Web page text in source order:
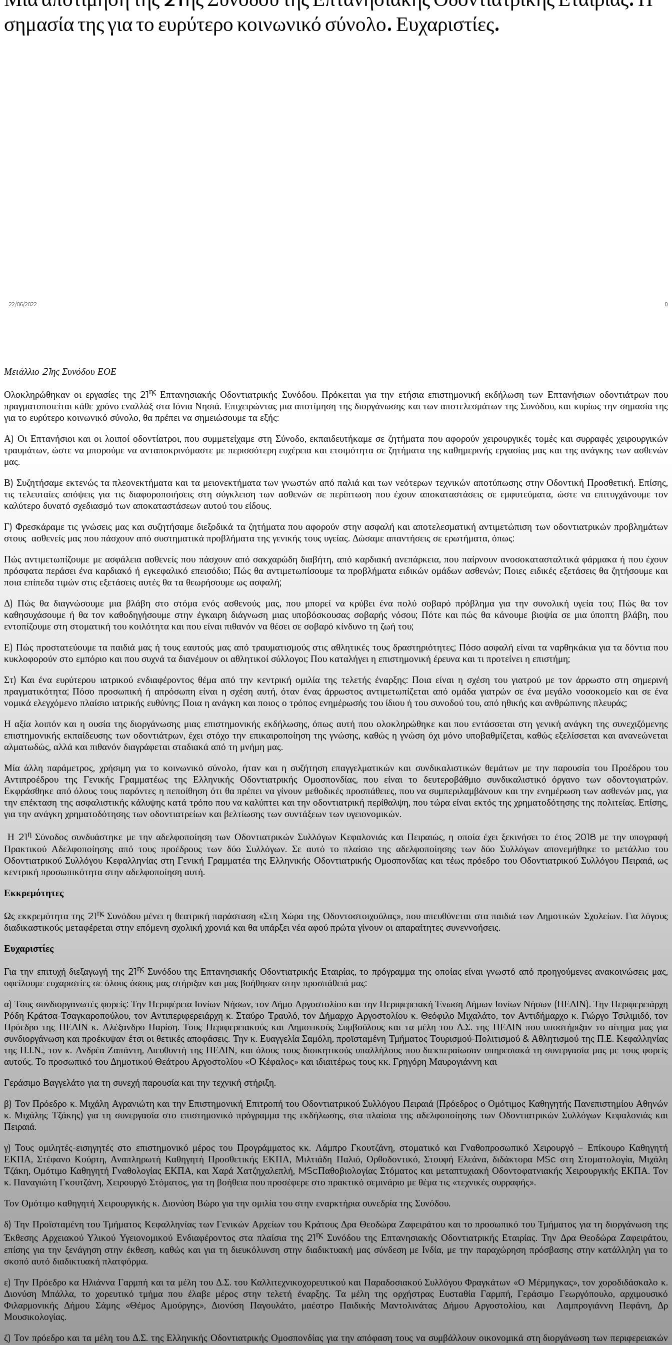
σημασία της για το ευρύτερο κοινωνικό σύνολο. Ευχαριστίες.
0
22/06/2022
Μετάλλιο 21ης Συνόδου ΕΟΕ
Ολοκληρώθηκαν οι εργασίες της 21ηςΕπτανησιακής Οδοντιατρικής Συνόδου. Πρόκειται για την ετήσια επιστημονική εκδήλωση των Επτανήσιων οδοντιάτρων που
πραγματοποιείται κάθε χρόνο εναλλάξ στα Ιόνια Νησιά. Επιχειρώντας μια αποτίμηση της διοργάνωσης και των αποτελεσμάτων της Συνόδου, και κυρίως την σημασία της
για το ευρύτερο κοινωνικό σύνολο, θα πρέπει να σημειώσουμε τα εξής:
Α) Οι Επτανήσιοι και οι λοιποί οδοντίατροι, που συμμετείχαμε στη Σύνοδο, εκπαιδευτήκαμε σε ζητήματα που αφορούν χειρουργικές τομές και συρραφές χειρουργικών
τραυμάτων, ώστε να μπορούμε να ανταποκρινόμαστε με περισσότερη ευχέρεια και ετοιμότητα σε ζητήματα της καθημερινής εργασίας μας και της ανάγκης των ασθενών
μας.
Β) Συζητήσαμε εκτενώς τα πλεονεκτήματα και τα μειονεκτήματα των γνωστών από παλιά και των νεότερων τεχνικών αποτύπωσης στην Οδοντική Προσθετική. Επίσης,
τις τελευταίες απόψεις για τις διαφοροποιήσεις στη σύγκλειση των ασθενών σε περίπτωση που έχουν αποκαταστάσεις σε εμφυτεύματα, ώστε να επιτυγχάνουμε τον
καλύτερο δυνατό σχεδιασμό των αποκαταστάσεων αυτού του είδους.
Γ) Φρεσκάραμε τις γνώσεις μας και συζητήσαμε διεξοδικά τα ζητήματα που αφορούν στην ασφαλή και αποτελεσματική αντιμετώπιση των οδοντιατρικών προβλημάτων
στους ασθενείς μας που πάσχουν από συστηματικά προβλήματα της γενικής τους υγείας. Δώσαμε απαντήσεις σε ερωτήματα, όπως:
Πώς αντιμετωπίζουμε με ασφάλεια ασθενείς που πάσχουν από σακχαρώδη διαβήτη, από καρδιακή ανεπάρκεια, που παίρνουν ανοσοκατασταλτικά φάρμακα ή που έχουν
πρόσφατα περάσει ένα καρδιακό ή εγκεφαλικό επεισόδιο; Πώς θα αντιμετωπίσουμε τα προβλήματα ειδικών ομάδων ασθενών; Ποιες ειδικές εξετάσεις θα ζητήσουμε και
ποια επίπεδα τιμών στις εξετάσεις αυτές θα τα θεωρήσουμε ως ασφαλή;
Δ) Πώς θα διαγνώσουμε μια βλάβη στο στόμα ενός ασθενούς μας, που μπορεί να κρύβει ένα πολύ σοβαρό πρόβλημα για την συνολική υγεία του; Πώς θα τον
καθησυχάσουμε ή θα τον καθοδηγήσουμε στην έγκαιρη διάγνωση μιας υποβόσκουσας σοβαρής νόσου; Πότε και πώς θα κάνουμε βιοψία σε μια ύποπτη βλάβη, που
εντοπίζουμε στη στοματική του κοιλότητα και που είναι πιθανόν να θέσει σε σοβαρό κίνδυνο τη ζωή του;
Ε) Πώς προστατεύουμε τα παιδιά μας ή τους εαυτούς μας από τραυματισμούς στις αθλητικές τους δραστηριότητες; Πόσο ασφαλή είναι τα ναρθηκάκια για τα δόντια που
κυκλοφορούν στο εμπόριο και που συχνά τα διανέμουν οι αθλητικοί σύλλογοι; Που καταλήγει η επιστημονική έρευνα και τι προτείνει η επιστήμη;
Στ) Και ένα ευρύτερου ιατρικού ενδιαφέροντος θέμα από την κεντρική ομιλία της τελετής έναρξης: Ποια είναι η σχέση του γιατρού με τον άρρωστο στη σημερινή
πραγματικότητα; Πόσο προσωπική ή απρόσωπη είναι η σχέση αυτή, όταν ένας άρρωστος αντιμετωπίζεται από ομάδα γιατρών σε ένα μεγάλο νοσοκομείο και σε ένα
νομικά ελεγχόμενο πλαίσιο ιατρικής ευθύνης; Ποια η ανάγκη και ποιος ο τρόπος ενημέρωσής του ίδιου ή του συνοδού του, από ηθικής και ανθρώπινης πλευράς;
Η αξία λοιπόν και η ουσία της διοργάνωσης μιας επιστημονικής εκδήλωσης, όπως αυτή που ολοκληρώθηκε και που εντάσσεται στη γενική ανάγκη της συνεχιζόμενης
επιστημονικής εκπαίδευσης των οδοντιάτρων, έχει στόχο την επικαιροποίηση της γνώσης, καθώς η γνώση όχι μόνο υποβαθμίζεται, καθώς εξελίσσεται και ανανεώνεται
αλματωδώς, αλλά και πιθανόν διαγράφεται σταδιακά από τη μνήμη μας.
Μία άλλη παράμετρος, χρήσιμη για το κοινωνικό σύνολο, ήταν και η συζήτηση επαγγελματικών και συνδικαλιστικών θεμάτων με την παρουσία του Προέδρου του
Αντιπροέδρου της Γενικής Γραμματέως της Ελληνικής Οδοντιατρικής Ομοσπονδίας, που είναι το δευτεροβάθμιο συνδικαλιστικό όργανο των οδοντογιατρών.
Εκφράσθηκε από όλους τους παρόντες η πεποίθηση ότι θα πρέπει να γίνουν μεθοδικές προσπάθειες, που να συμπεριλαμβάνουν και την ενημέρωση των ασθενών μας, για
την επέκταση της ασφαλιστικής κάλυψης κατά τρόπο που να καλύπτει και την οδοντιατρική περίθαλψη, που τώρα είναι εκτός της χρηματοδότησης της πολιτείας. Επίσης,
για την ανάγκη χρηματοδότησης των οδοντιατρείων και βελτίωσης των συντάξεων των υγειονομικών.
Η 21ηΣύνοδος συνδυάστηκε με την αδελφοποίηση των Οδοντιατρικών Συλλόγων Κεφαλονιάς και Πειραιώς, η οποία έχει ξεκινήσει το έτος 2018 με την υπογραφή
Πρακτικού Αδελφοποίησης από τους προέδρους των δύο Συλλόγων. Σε αυτό το πλαίσιο της αδελφοποίησης των δύο Συλλόγων απονεμήθηκε το μετάλλιο του
Οδοντιατρικού Συλλόγου Κεφαλληνίας στη Γενική Γραμματέα της Ελληνικής Οδοντιατρικής Ομοσπονδίας και τέως πρόεδρο του Οδοντιατρικού Συλλόγου Πειραιά, ως
κεντρική προσωπικότητα στην αδελφοποίηση αυτή.
Εκκρεμότητες
Ως εκκρεμότητα της 21ηςΣυνόδου μένει η θεατρική παράσταση «Στη Χώρα της Οδοντοστοιχούλας», που απευθύνεται στα παιδιά των Δημοτικών Σχολείων. Για λόγους
διαδικαστικούς μεταφέρεται στην επόμενη σχολική χρονιά και θα υπάρξει νέα αφού πρώτα γίνουν οι απαραίτητες συνεννοήσεις.
Ευχαριστίες
Για την επιτυχή διεξαγωγή της 21ηςΣυνόδου της Επτανησιακής Οδοντιατρικής Εταιρίας, το πρόγραμμα της οποίας είναι γνωστό από προηγούμενες ανακοινώσεις μας,
οφείλουμε ευχαριστίες σε όλους όσους μας στήριξαν και μας βοήθησαν στην προσπάθειά μας:
α) Τους συνδιοργανωτές φορείς: Την Περιφέρεια Ιονίων Νήσων, τον Δήμο Αργοστολίου και την Περιφερειακή Ένωση Δήμων Ιονίων Νήσων (ΠΕΔΙΝ). Την Περιφερειάρχη
Ρόδη Κράτσα-Τσαγκαροπούλου, τον Αντιπεριφερειάρχη κ. Σταύρο Τραυλό, τον Δήμαρχο Αργοστολίου κ. Θεόφιλο Μιχαλάτο, τον Αντιδήμαρχο κ. Γιώργο Τσιλιμιδό, τον
Πρόεδρο της ΠΕΔΙΝ κ. Αλέξανδρο Παρίση. Τους Περιφερειακούς και Δημοτικούς Συμβούλους και τα μέλη του Δ.Σ. της ΠΕΔΙΝ που υποστήριξαν το αίτημα μας για
συνδιοργάνωση και προέκυψαν έτσι οι θετικές αποφάσεις. Την κ. Ευαγγελία Σαμόλη, προϊσταμένη Τμήματος Τουρισμού-Πολιτισμού & Αθλητισμού της Π.Ε. Κεφαλληνίας
της Π.Ι.Ν., τον κ. Ανδρέα Ζαπάντη, Διευθυντή της ΠΕΔΙΝ, και όλους τους διοικητικούς υπαλλήλους που διεκπεραίωσαν υπηρεσιακά τη συνεργασία μας με τους φορείς
αυτούς. Το προσωπικό του Δημοτικού Θεάτρου Αργοστολίου «Ο Κέφαλος» και ιδιαιτέρως τους κκ. Γρηγόρη Μαυρογιάννη και
Γεράσιμο Βαγγελάτο για τη συνεχή παρουσία και την τεχνική στήριξη.
β) Τον Πρόεδρο κ. Μιχάλη Αγρανιώτη και την Επιστημονική Επιτροπή του Οδοντιατρικού Συλλόγου Πειραιά (Πρόεδρος ο Ομότιμος Καθηγητής Πανεπιστημίου Αθηνών
κ. Μιχάλης Τζάκης) για τη συνεργασία στο επιστημονικό πρόγραμμα της εκδήλωσης, στα πλαίσια της αδελφοποίησης των Οδοντιατρικών Συλλόγων Κεφαλονιάς και
Πειραιά.
γ) Τους ομιλητές-εισηγητές στο επιστημονικό μέρος του Προγράμματος κκ. Λάμπρο Γκουτζάνη, στοματικό και Γναθοπροσωπικό Χειρουργό – Επίκουρο Καθηγητή
ΕΚΠΑ, Στέφανο Κούρτη, Αναπληρωτή Καθηγητή Προσθετικής ΕΚΠΑ, Μιλτιάδη Παλιό, Ορθοδοντικό, Στουφή Ελεάνα, διδάκτορα MSc στη Στοματολογία, Μιχάλη
Τζάκη, Ομότιμο Καθηγητή Γναθολογίας ΕΚΠΑ, και Χαρά Χατζηχαλεπλή, MScΠαθοβιολογίας Στόματος και μεταπτυχιακή Οδοντοφατνιακής Χειρουργικής ΕΚΠΑ. Τον
κ. Παναγιώτη Γκουτζάνη, Χειρουργό Στόματος, για τη βοήθεια που προσέφερε στο πρακτικό σεμινάριο με θέμα τις «τεχνικές συρραφής».
Τον Ομότιμο καθηγητή Χειρουργικής κ. Διονύση Βώρο για την ομιλία του στην εναρκτήρια συνεδρία της Συνόδου.
δ) Την Προϊσταμένη του Τμήματος Κεφαλληνίας των Γενικών Αρχείων του Κράτους Δρα Θεοδώρα Ζαφειράτου και το προσωπικό του Τμήματος για τη διοργάνωση της
Έκθεσης Αρχειακού Υλικού Υγειονομικού Ενδιαφέροντος στα πλαίσια της 21ης Συνόδου της Επτανησιακής Οδοντιατρικής Εταιρίας. Την Δρα Θεοδώρα Ζαφειράτου,
επίσης για την ξενάγηση στην έκθεση, καθώς και για τη διευκόλυνση στην διαδικτυακή μας σύνδεση με Ινδία, με την παραχώρηση πρόσβασης στην κατάλληλη για το
σκοπό αυτό διαδικτυακή πλατφόρμα.
ε) Την Πρόεδρο κα Ηλιάννα Γαρμπή και τα μέλη του Δ.Σ. του Καλλιτεχνικοχορευτικού και Παραδοσιακού Συλλόγου Φραγκάτων «Ο Μέρμηγκας», τον χοροδιδάσκαλο κ.
Διονύση Μπάλλα, το χορευτικό τμήμα που έλαβε μέρος στην τελετή έναρξης. Τα μέλη της ορχήστρας Ευσταθία Γαρμπή, Γεράσιμο Γεωργόπουλο, αρχιμουσικό
Φιλαρμονικής Δήμου Σάμης «Θέμος Αμούργης», Διονύση Παγουλάτο, μαέστρο Παιδικής Μαντολινάτας Δήμου Αργοστολίου, και Λαμπρογιάννη Πεφάνη, Δρ
Μουσικολογίας.
ζ) Τον πρόεδρο και τα μέλη του Δ.Σ. της Ελληνικής Οδοντιατρικής Ομοσπονδίας για την απόφαση τους να συμβάλλουν οικονομικά στη διοργάνωση των περιφερειακών